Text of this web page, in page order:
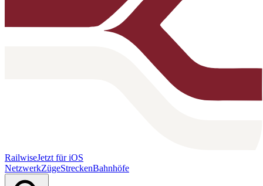
RailwiseJetzt für iOS
NetzwerkZügeStreckenBahnhöfe